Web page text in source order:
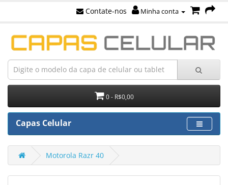
Contate-nos Minha conta
0 - R$0,00
Capas Celular
Motorola Razr 40